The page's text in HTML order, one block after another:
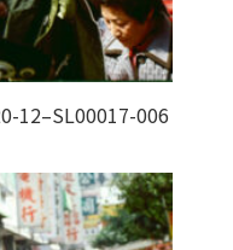
12–SL00017-006